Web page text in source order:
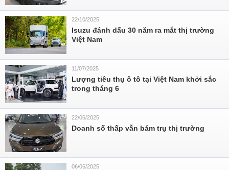
22/10/2025
Isuzu đánh dấu 30 năm ra mắt thị trường
Việt Nam
11/07/2025
Lượng tiêu thụ ô tô tại Việt Nam khởi sắc
trong tháng 6
22/06/2025
Doanh số thấp vẫn bám trụ thị trường
06/06/2025